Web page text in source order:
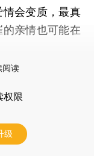
会变质，最真
亲情也可能在
阅读
权限
级